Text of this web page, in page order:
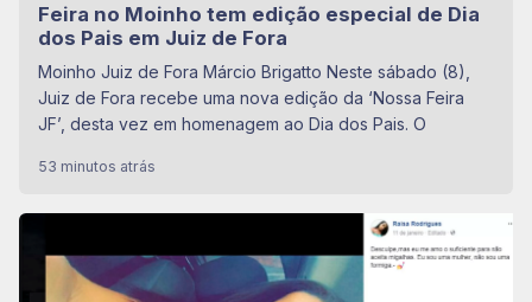
Feira no Moinho tem edição especial de Dia
dos Pais em Juiz de Fora
Moinho Juiz de Fora Márcio Brigatto Neste sábado (8),
Juiz de Fora recebe uma nova edição da ‘Nossa Feira
JF’, desta vez em homenagem ao Dia dos Pais. O
53 minutos atrás